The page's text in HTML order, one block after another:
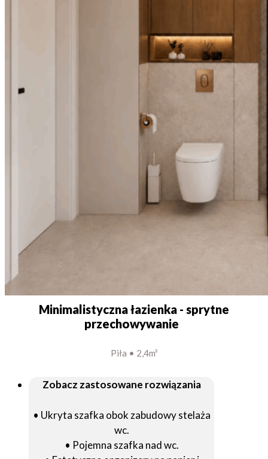
Minimalistyczna łazienka - sprytne
przechowywanie
Piła • 2,4m²
Zobacz zastosowane rozwiązania
• Ukryta szafka obok zabudowy stelaża
wc.
• Pojemna szafka nad wc.